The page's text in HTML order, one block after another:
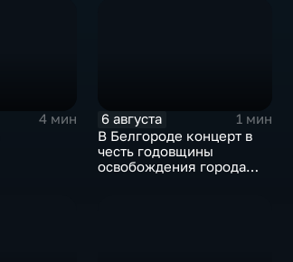
4 мин
6 августа
1 мин
В Белгороде концерт в
честь годовщины
освобождения города